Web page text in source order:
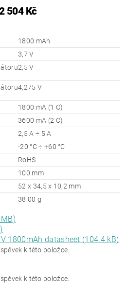
504 Kč
1800 mAh
3,7 V
2,5 V
4,275 V
1800 mA (1 C)
3600 mA (2 C)
2,5 A ÷ 5 A
-20 °C ÷ +60 °C
RoHS
100 mm
52 x 34,5 x 10,2 mm
38.00 g
1800mAh datasheet (104.4 kB)
k této položce.
k této položce.